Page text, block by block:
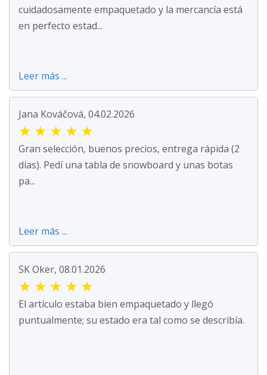
cuidadosamente empaquetado y la mercancía está
en perfecto estad...
Leer más ...
Jana Kováčová, 04.02.2026
★ ★ ★ ★ ★
Gran selección, buenos precios, entrega rápida (2
días). Pedí una tabla de snowboard y unas botas
pa...
Leer más ...
SK Oker, 08.01.2026
★ ★ ★ ★ ★
El artículo estaba bien empaquetado y llegó
puntualmente; su estado era tal como se describía.